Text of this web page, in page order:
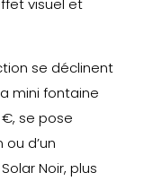
visuel et
se déclinent
mini fontaine
se pose
d’un
Noir, plus